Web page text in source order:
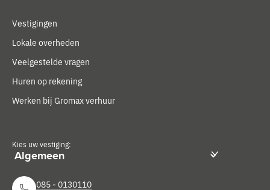
Vestigingen
Lokale overheden
Veelgestelde vragen
Huren op rekening
Werken bij Gromax verhuur
Kies uw vestiging:
085 - 0130110